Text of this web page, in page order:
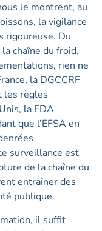
le montrent, au
la vigilance
rigoureuse. Du
chaîne du froid,
rien ne
la DGCCRF
les règles
la FDA
que l’EFSA en
surveillance est
de la chaîne du
entraîner des
publique.
il suffit